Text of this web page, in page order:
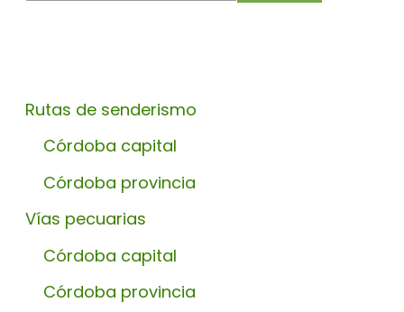
Rutas de senderismo
Córdoba capital
Córdoba provincia
Vías pecuarias
Córdoba capital
Córdoba provincia